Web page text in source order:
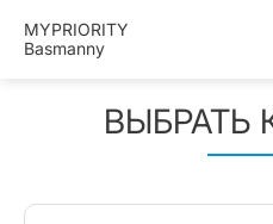
MYPRIORITY
Basmanny
ВЫБРАТЬ